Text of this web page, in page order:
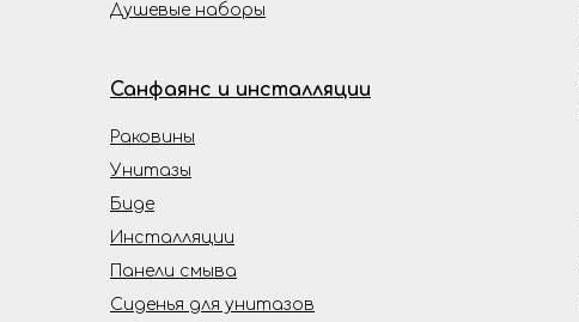
Душевые наборы
Инсталляции
Панели смыва
Сиденья для унитазов
Биде
Унитазы
Раковины
Санфаянс и инсталляции